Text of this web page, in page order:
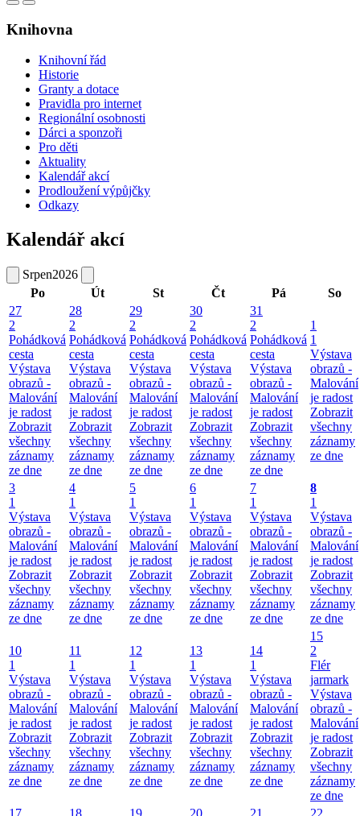
Knihovna
Knihovní řád
Historie
Granty a dotace
Pravidla pro internet
Regionální osobnosti
Dárci a sponzoři
Pro děti
Aktuality
Kalendář akcí
Prodloužení výpůjčky
Odkazy
Kalendář akcí
Srpen2026
Po
Út St Čt Pá
So
27
2
Pohádková
cesta
Výstava
obrazů -
Malování
je radost
Zobrazit
všechny
záznamy
ze dne
28
2
Pohádková
cesta
Výstava
obrazů -
Malování
je radost
Zobrazit
všechny
záznamy
ze dne
29
2
Pohádková
cesta
Výstava
obrazů -
Malování
je radost
Zobrazit
všechny
záznamy
ze dne
30
2
Pohádková
cesta
Výstava
obrazů -
Malování
je radost
Zobrazit
všechny
záznamy
ze dne
31
2
Pohádková
cesta
Výstava
obrazů -
Malování
je radost
Zobrazit
všechny
záznamy
ze dne
1
1
Výstava
obrazů -
Malování
je radost
Zobrazit
všechny
záznamy
ze dne
3
1
Výstava
obrazů -
Malování
je radost
Zobrazit
všechny
záznamy
ze dne
4
1
Výstava
obrazů -
Malování
je radost
Zobrazit
všechny
záznamy
ze dne
5
1
Výstava
obrazů -
Malování
je radost
Zobrazit
všechny
záznamy
ze dne
6
1
Výstava
obrazů -
Malování
je radost
Zobrazit
všechny
záznamy
ze dne
7
1
Výstava
obrazů -
Malování
je radost
Zobrazit
všechny
záznamy
ze dne
8
1
Výstava
obrazů -
Malování
je radost
Zobrazit
všechny
záznamy
ze dne
10
1
Výstava
obrazů -
Malování
je radost
Zobrazit
všechny
záznamy
ze dne
11
1
Výstava
obrazů -
Malování
je radost
Zobrazit
všechny
záznamy
ze dne
12
1
Výstava
obrazů -
Malování
je radost
Zobrazit
všechny
záznamy
ze dne
13
1
Výstava
obrazů -
Malování
je radost
Zobrazit
všechny
záznamy
ze dne
14
1
Výstava
obrazů -
Malování
je radost
Zobrazit
všechny
záznamy
ze dne
15
2
Flér
jarmark
Výstava
obrazů -
Malování
je radost
Zobrazit
všechny
záznamy
ze dne